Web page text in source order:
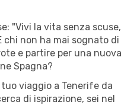
"Vivi la vita senza scuse,
chi non ha mai sognato di
e partire per una nuova
Spagna?
viaggio a Tenerife da
di ispirazione, sei nel